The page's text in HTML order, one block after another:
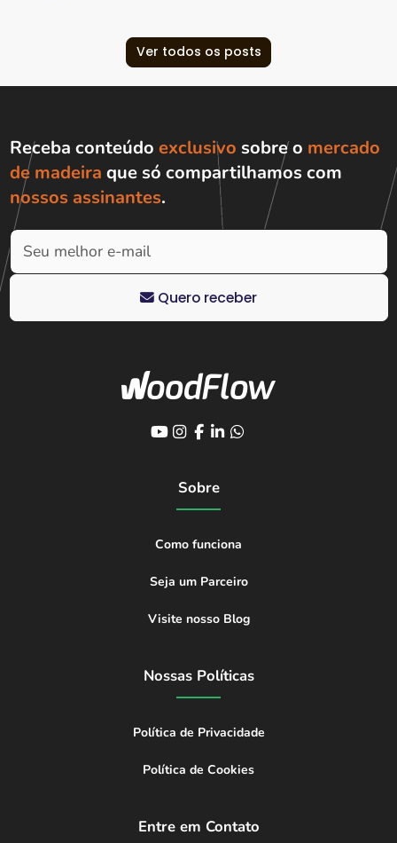
Ver todos os posts
Receba conteúdo exclusivo sobre o mercado
de madeira que só compartilhamos com
nossos assinantes.
Quero receber
Sobre
Como funciona
Seja um Parceiro
Visite nosso Blog
Nossas Políticas
Política de Privacidade
Política de Cookies
Entre em Contato